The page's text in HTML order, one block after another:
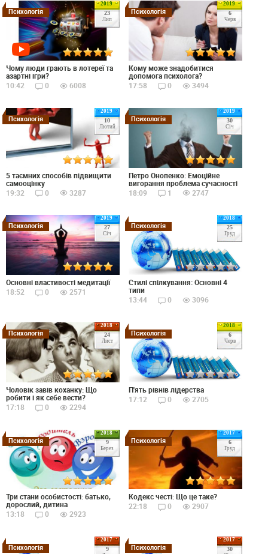
2019
23
Лип
Психологія
Чому люди грають в лотереї та
азартні ігри?
10:42
0 6008
2019
6
Черв
Психологія
Кому може знадобитися
допомога психолога?
17:58
0 3494
2019
10
Лютий
Психологія
5 таємних способів підвищити
самооцінку
19:32
0 3287
2019
30
Січ
Психологія
Петро Онопенко: Емоційне
вигорання проблема сучасності
18:09
1 2747
2019
27
Січ
Психологія
Основні властивості медитації
18:52
0 2571
2018
25
Груд
Психологія
Стилі спілкування: Основні 4
типи
13:44
0 3096
2018
24
Лист
Психологія
Чоловік завів коханку: Що
робити і як себе вести?
17:18
0 2294
2018
6
Черв
Психологія
П'ять рівнів лідерства
17:12
0 2705
2018
9
Берез
Психологія
Три стани особистості: батько,
дорослий, дитина
13:18
0 2923
2017
6
Груд
Психологія
Кодекс честі: Що це таке?
22:18
0 2907
2017
9
Психологія
2017
30
Психологія